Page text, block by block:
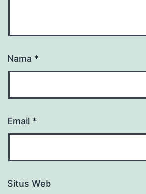
Nama *
Email *
Situs Web